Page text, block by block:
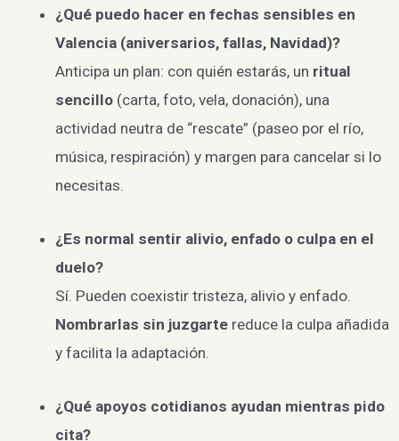
¿Qué puedo hacer en fechas sensibles en
Valencia (aniversarios, fallas, Navidad)?
Anticipa un plan: con quién estarás, un ritual
sencillo(carta, foto, vela, donación), una
actividad neutra de “rescate” (paseo por el río,
música, respiración) y margen para cancelar si lo
necesitas.
¿Es normal sentir alivio, enfado o culpa en el
duelo?
Sí. Pueden coexistir tristeza, alivio y enfado.
Nombrarlas sin juzgartereduce la culpa añadida
y facilita la adaptación.
¿Qué apoyos cotidianos ayudan mientras pido
cita?